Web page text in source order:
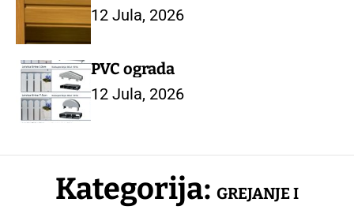
12 Jula, 2026
PVC ograda
12 Jula, 2026
Kategorija: GREJANJE I